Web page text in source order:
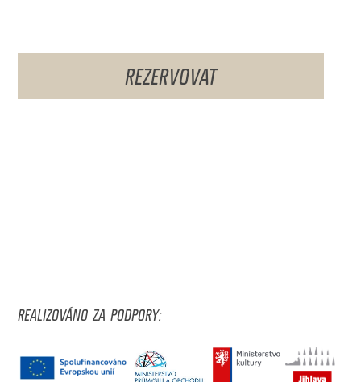
REZERVOVAT
REALIZOVÁNO ZA PODPORY: